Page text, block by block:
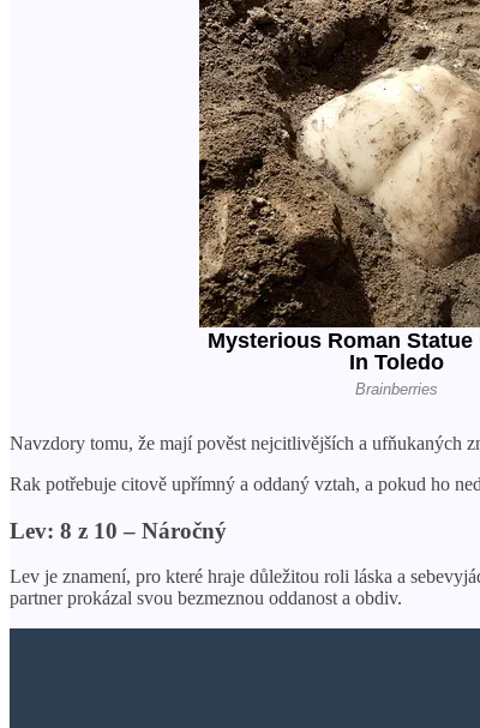
Navzdory tomu, že mají pověst nejcitlivějších a ufňukaných
Rak potřebuje citově upřímný a oddaný vztah, a pokud ho
Lev: 8 z 10 – Náročný
Lev je znamení, pro které hraje důležitou roli láska a
partner prokázal svou bezmeznou oddanost a obdiv.